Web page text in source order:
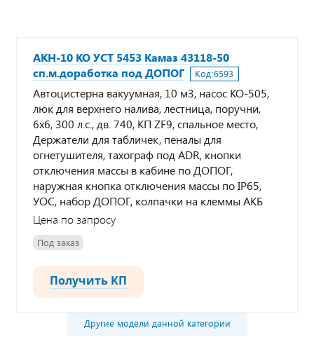
АКН-10 КО УСТ 5453 Камаз 43118-50
сп.м.доработка под ДОПОГ
Код:6593
Автоцистерна вакуумная, 10 м3, насос КО-505,
люк для верхнего налива, лестница, поручни,
6х6, 300 л.с., дв. 740, КП ZF9, спальное место,
Держатели для табличек, пеналы для
огнетушителя, тахограф под ADR, кнопки
отключения массы в кабине по ДОПОГ,
наружная кнопка отключения массы по IP65,
УОС, набор ДОПОГ, колпачки на клеммы АКБ
Цена по запросу
Под заказ
Получить КП
Другие модели данной категории